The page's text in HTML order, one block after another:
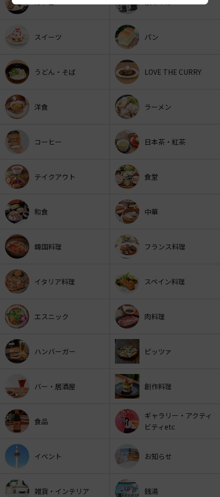
スイーツ パン
うどん・そば LOVE THE CURRY
洋食 ラーメン
コーヒー 日本茶・紅茶
テイクアウト 食堂
和食 中華
韓国料理 フランス料理
イタリア料理 スペイン料理
エスニック 肉料理
ハンバーガー ピッツァ
バー・居酒屋 創作料理
食品
ギャラリー・アクティ
ビティetc
イベント お知らせ
雑貨・インテリア 銭湯